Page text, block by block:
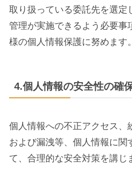
取り扱っている委託先を選定
管理が実施できるよう必要事
様の個人情報保護に努めます。
4.個人情報の安全性の確
個人情報への不正アクセス、
および漏洩等、個人情報に関
て、合理的な安全対策を講じ